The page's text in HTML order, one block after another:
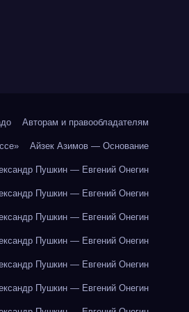
Авторам и правообладателям
Айзек Азимов — Основание
Пушкин — Евгений Онегин
Пушкин — Евгений Онегин
Пушкин — Евгений Онегин
Пушкин — Евгений Онегин
Пушкин — Евгений Онегин
Пушкин — Евгений Онегин